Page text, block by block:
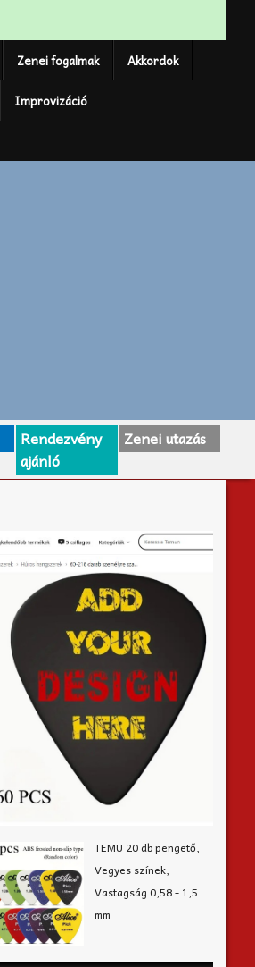
Zenei fogalmak Akkordok
Improvizáció
Rendezvény
ajánló
Zenei utazás
TEMU 20 db pengető,
Vegyes színek,
Vastagság 0,58 - 1,5
mm